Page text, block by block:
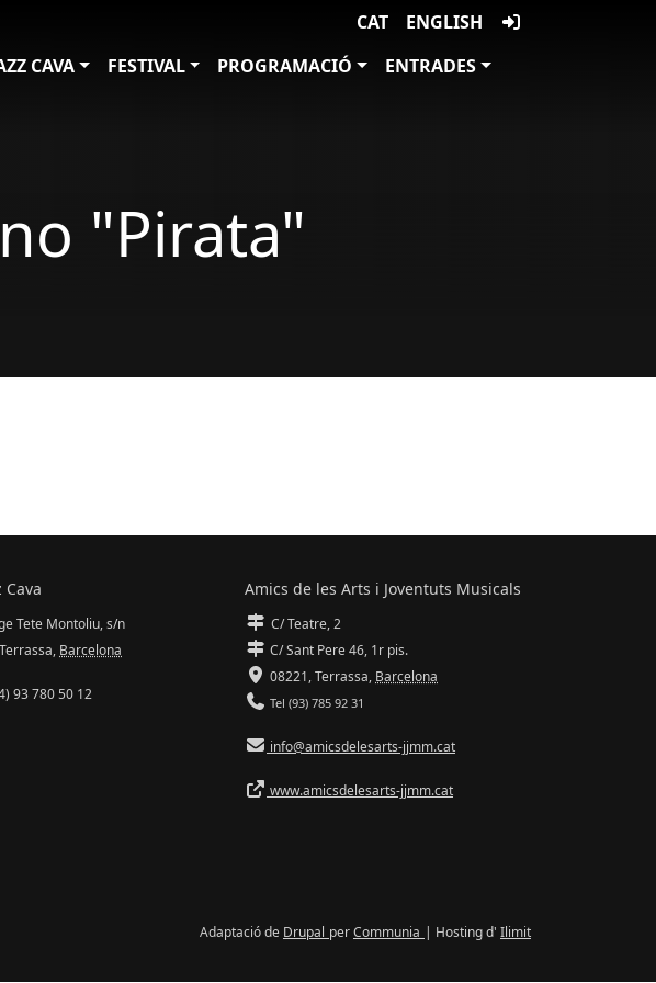
CAT
ENGLISH
CAVA FESTIVAL PROGRAMACIÓ
ENTRADES
"Pirata"
Cava
Tete Montoliu, s/n
, Barcelona
93 780 50 12
Amics de les Arts i Joventuts Musicals
C/ Teatre, 2
C/ Sant Pere 46, 1r pis.
08221,Terrassa, Barcelona
Tel (93) 785 92 31
info@amicsdelesarts-jjmm.cat
www.amicsdelesarts-jjmm.cat
Adaptació de Drupal perCommunia | Hosting d' Ilimit